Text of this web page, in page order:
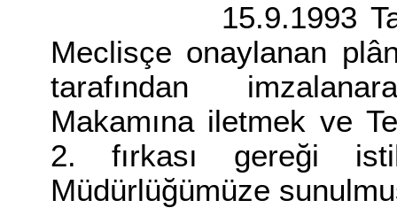
15.9.1993 Tarih
Meclisçe onaylanan
tarafından
Makamına iletmek ve
2. fırkası gereği
Müdürlüğümüze